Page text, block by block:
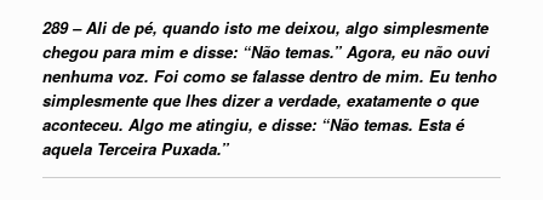
289 – Ali de pé, quando isto me deixou, algo simplesmente
chegou para mim e disse: “Não temas.” Agora, eu não ouvi
nenhuma voz. Foi como se falasse dentro de mim. Eu tenho
simplesmente que lhes dizer a verdade, exatamente o que
aconteceu. Algo me atingiu, e disse: “Não temas. Esta é
aquela Terceira Puxada.”